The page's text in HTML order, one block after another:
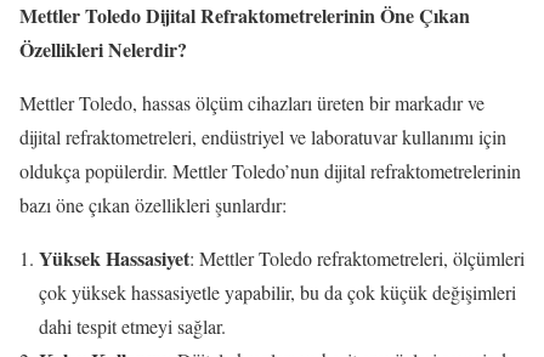
Mettler Toledo Dijital Refraktometrelerinin Öne Çıkan
Özellikleri Nelerdir?
Mettler Toledo, hassas ölçüm cihazları üreten bir markadır ve
dijital refraktometreleri, endüstriyel ve laboratuvar kullanımı için
oldukça popülerdir. Mettler Toledo’nun dijital refraktometrelerinin
bazı öne çıkan özellikleri şunlardır:
Yüksek Hassasiyet: Mettler Toledo refraktometreleri, ölçümleri
çok yüksek hassasiyetle yapabilir, bu da çok küçük değişimleri
dahi tespit etmeyi sağlar.